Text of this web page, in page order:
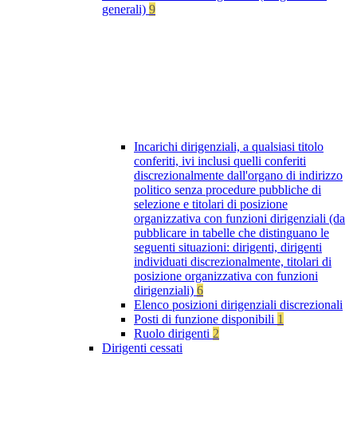
generali) 9
Incarichi dirigenziali, a qualsiasi titolo
conferiti, ivi inclusi quelli conferiti
discrezionalmente dall'organo di indirizzo
politico senza procedure pubbliche di
selezione e titolari di posizione
organizzativa con funzioni dirigenziali (da
pubblicare in tabelle che distinguano le
seguenti situazioni: dirigenti, dirigenti
individuati discrezionalmente, titolari di
posizione organizzativa con funzioni
dirigenziali) 6
Elenco posizioni dirigenziali discrezionali
Posti di funzione disponibili 1
Ruolo dirigenti 2
Dirigenti cessati